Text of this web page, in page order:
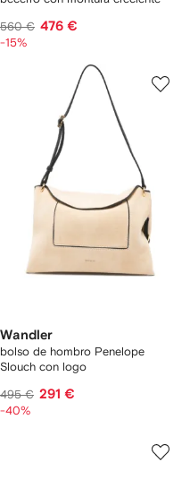
560 € 476 €
-15%
Wandler
bolso de hombro Penelope
Slouch con logo
495 € 291 €
-40%